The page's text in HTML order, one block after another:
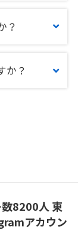
？
か？
数8200人 東
アカウン